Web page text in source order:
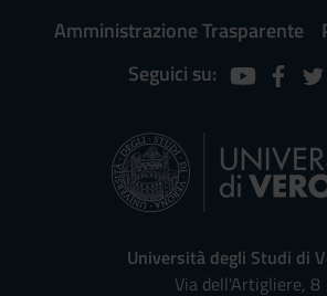
Amministrazione Trasparente
Seguici su:
Università degli Studi di
Via dell'Artigliere, 8